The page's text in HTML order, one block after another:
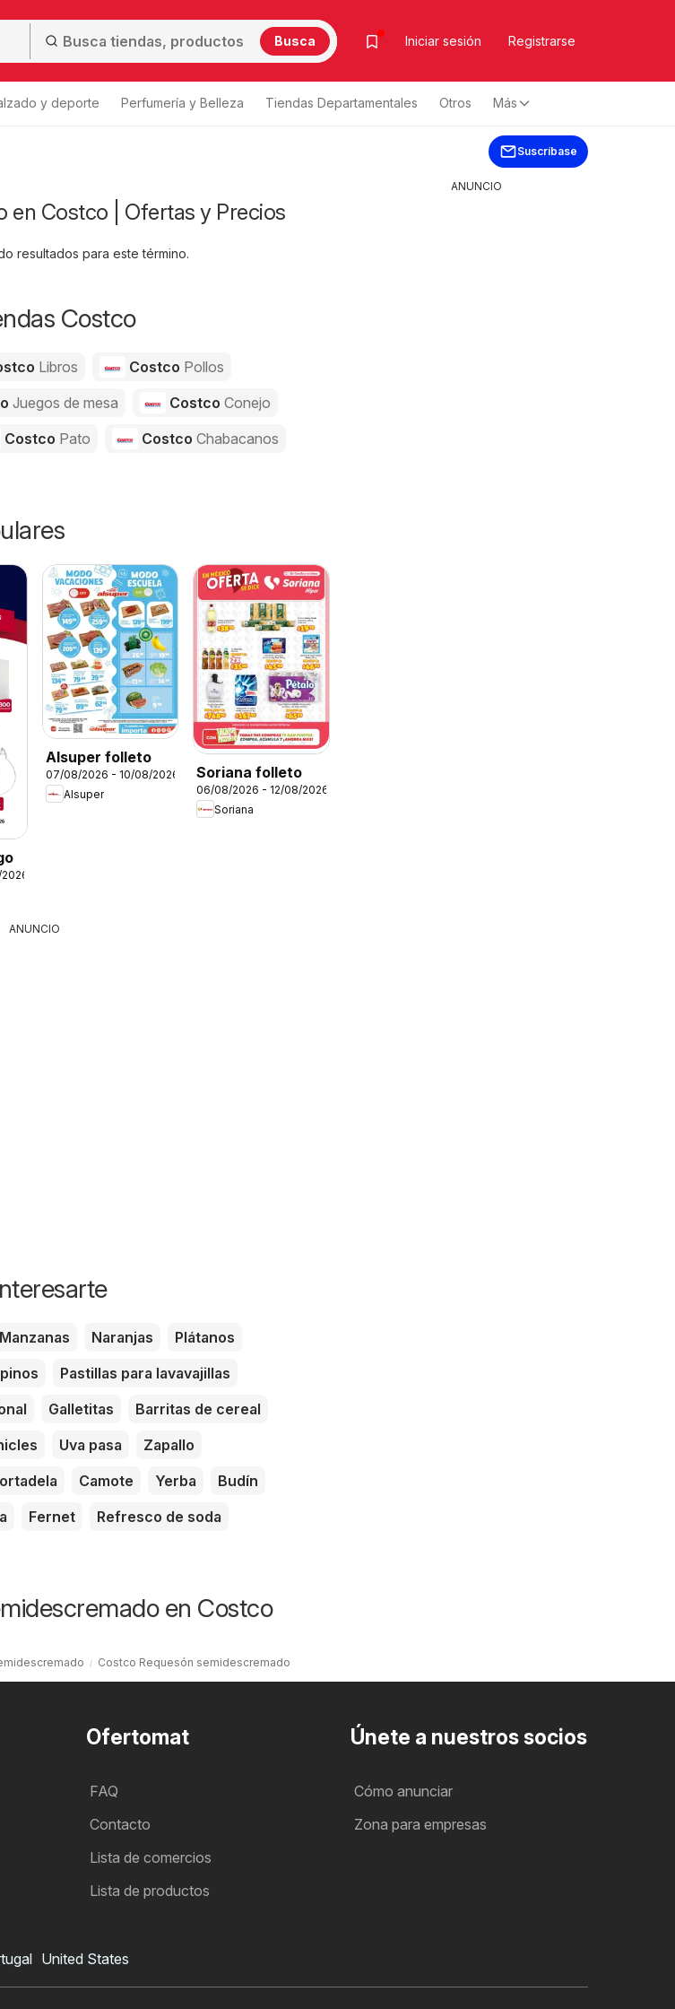
Busca Iniciar sesión Registrarse
y deporte Perfumería y Belleza Tiendas Departamentales Otros Más
Suscríbase
en Costco | Ofertas y Precios
resultados para este término.
Costco
Libros Costco Pollos
Juegos de mesa CostcoConejo
Costco Pato CostcoChabacanos
Alsuper folleto
07/08/2026 - 10/08/2026
Alsuper
Soriana folleto
06/08/2026 - 12/08/2026
Soriana
ANUNCIO
Manzanas Naranjas
Plátanos
Pastillas para lavavajillas
Galletitas
Barritas de cereal
Uva pasa
Zapallo
Camote Yerba
Budín
Fernet
Refresco de soda
en Costco
Costco Requesón semidescremado
ANUNCIO
Ofertomat
FAQ
Contacto
Lista de comercios
Lista de productos
Únete a nuestros socios
Cómo anunciar
Zona para empresas
United States